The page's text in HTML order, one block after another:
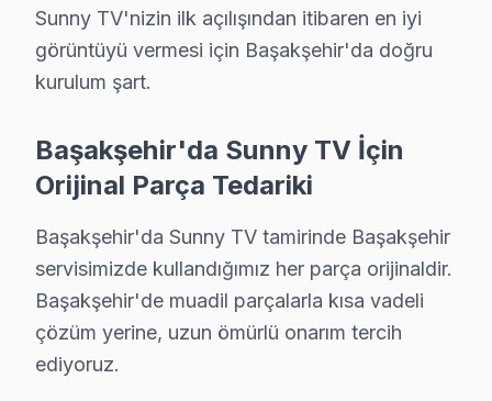
Başakşehir Sunny Televizyon Servisi İçin
Başakşehir bölgesinde Sunny televizyonunuz
Başakşehir'deki Tecrübemiz: Başakşehir ve yakın
Başakşehir Sunny Sertifikalı Kadro: bu cihaz yetkili
Başakşehir'de İtibar: Başakşehir ve çevresinde tercih
Hemen ulaşın. 0850 811 14 36
Uzman Sunny Teknisyen Ekibimiz
Başakşehir Sunny Hizmet'in başarısı, Başakşehir
• Başakşehir'de Sunny Yetkili Teknik hizmet
Sunny TV'nizin ilk açılışından itibaren en iyi
görüntüyü vermesi için Başakşehir'da doğru
kurulum şart.
Başakşehir'da Sunny TV İçin
Orijinal Parça Tedariki
Başakşehir'da Sunny TV tamirinde Başakşehir
servisimizde kullandığımız her parça orijinaldir.
Başakşehir'de muadil parçalarla kısa vadeli
çözüm yerine, uzun ömürlü onarım tercih
ediyoruz.